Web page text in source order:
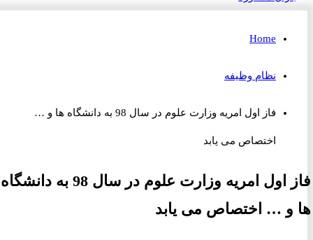
Home
نظام وظیفه
فاز اول امریه وزارت علوم در سال 98 به دانشگاه ها و …
اختصاص می یابد
فاز اول امریه وزارت علوم در سال 98 به دانشگاه
و … اختصاص می یابد